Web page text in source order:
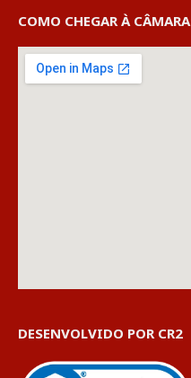
COMO CHEGAR À CÂMARA
DESENVOLVIDO POR CR2